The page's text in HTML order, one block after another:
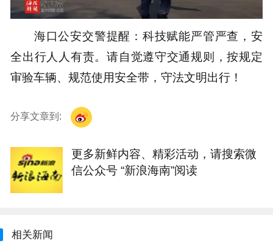
海口公安交警提醒：科技赋能严管严查，安
全出行人人有责。请自觉遵守交通规则，按规定
审验车辆、规范使用安全带，守法文明出行！
分享文章到:
更多新鲜内容、精彩活动，请搜索微
信公众号 “新浪海南”阅读
相关新闻